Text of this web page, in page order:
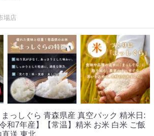
場店
っしぐら 青森県産 真空パック 精米日:
和7年産】【常温】精米 お米 白米 ご飯
直送 東北